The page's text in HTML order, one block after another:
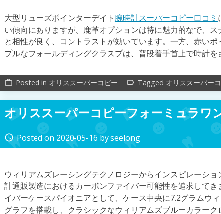
大型リューズポインターデイト 腕時計スーパーコピー口コミ
い傾向にありますが、鹿革オプションは特に魅力的なで、
と相性が良く、コントラストが効いています。一方、赤い
プルなフォールディングクラスプは、普段着手首上で時計
work_outline Posted in オリススーパーコピー label_outline Tagged オリススーパー
オリススーパーコピーフォーミュラワ
access_time Posted on 2020-05-16 byseelong
ウィリアムズレーシングテクノロジーからインスピレーシ
計通販製造におけるカーボンファイバー可能性を追求して
イバーケースパイオニアとして、ケース中央に7.2グラムウ
グラフを搭載し、クラシックなウィリアムズブルーカラー